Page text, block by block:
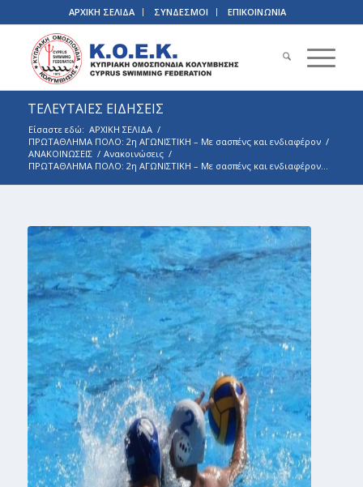
ΑΡΧΙΚΗ ΣΕΛΙΔΑ ΣΥΝΔΕΣΜΟΙ ΕΠΙΚΟΙΝΩΝΙΑ
ΤΕΛΕΥΤΑΙΕΣ ΕΙΔΗΣΕΙΣ
Είσαστε εδώ: ΑΡΧΙΚΗ ΣΕΛΙΔΑ /
ΠΡΩΤΑΘΛΗΜΑ ΠΟΛΟ: 2η ΑΓΩΝΙΣΤΙΚΗ – Με σασπένς και ενδιαφέρον /
ΑΝΑΚΟΙΝΩΣΕΙΣ / Ανακοινώσεις /
ΠΡΩΤΑΘΛΗΜΑ ΠΟΛΟ: 2η ΑΓΩΝΙΣΤΙΚΗ – Με σασπένς και ενδιαφέρον...